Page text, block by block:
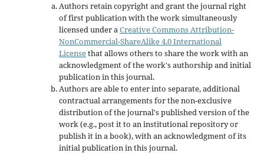
Authors retain copyright and grant the journal right
of first publication with the work simultaneously
licensed under aCreative Commons Attribution-
NonCommercial-ShareAlike 4.0 International
Licensethat allows others to share the work with an
acknowledgment of the work's authorship and initial
publication in this journal.
Authors are able to enter into separate, additional
contractual arrangements for the non-exclusive
distribution of the journal's published version of the
work (e.g., post it to an institutional repository or
publish it in a book), with an acknowledgment of its
initial publication in this journal.